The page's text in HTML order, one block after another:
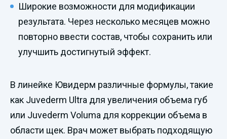
Широкие возможности для модификации
результата. Через несколько месяцев можно
повторно ввести состав, чтобы сохранить или
улучшить достигнутый эффект.
В линейке Ювидерм различные формулы, такие
как Juvederm Ultra для увеличения объема губ
или Juvederm Voluma для коррекции объема в
области щек. Врач может выбрать подходящую